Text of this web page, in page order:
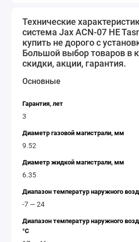
позволяет обнаружить и
неисправности в работе
Функция "Сон", которая
в работе кондиционера в
время включения и
автоматически очистить
Кондиционеры Jax ACN-07 HE
комфортной температуры в вашем
Технические
система Jax ACN-07 HE
купить не дорого с
Большой выбор товаров в
скидки, акции, гарантия.
Основные
Гарантия, лет
3
Диаметр газовой магистрали, мм
9.52
Диаметр жидкой магистрали, мм
6.35
Диапазон температур наружного
-7 — 24
Диапазон температур наружного
°C